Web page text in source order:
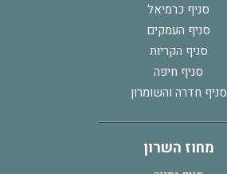
סניף כרמיאל
סניף העמקים
סניף הקריות
סניף חיפה
סניף חדרה והשומרון
מחוז השרון